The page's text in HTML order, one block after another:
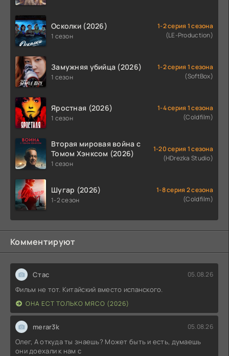
Осколки (2026)
1 сезон
1-2 серия 1 сезона
(LE-Production)
Замужняя убийца (2026)
1 сезон
1-2 серия 1 сезона
(SoftBox)
Яростная (2026)
1 сезон
1-4 серия 1 сезона
(Coldfilm)
Вторая мировая война с
Томом Хэнксом (2026)
1 сезон
1-20 серия 1 сезона
(HDrezka Studio)
Шугар (2026)
1-2 сезон
1-8 серия 2 сезона
(Coldfilm)
Комментируют
Стас 05.08.26
Фильм не тот. Китайский вместо испанского.
ОНА ЕСТ ТОЛЬКО МЯСО (2026)
merar3k 05.08.26
Олег, А откуда ты знаешь? Может быть и есть, думаешь
они доехали к нам с